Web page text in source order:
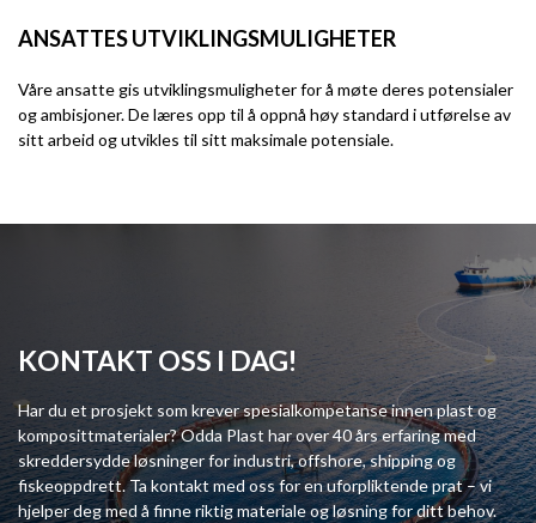
ANSATTES UTVIKLINGSMULIGHETER
Våre ansatte gis utviklingsmuligheter for å møte deres potensialer
og ambisjoner. De læres opp til å oppnå høy standard i utførelse av
sitt arbeid og utvikles til sitt maksimale potensiale.
KONTAKT OSS I DAG!
Har du et prosjekt som krever spesialkompetanse innen plast og
komposittmaterialer? Odda Plast har over 40 års erfaring med
skreddersydde løsninger for industri, offshore, shipping og
fiskeoppdrett. Ta kontakt med oss for en uforpliktende prat – vi
hjelper deg med å finne riktig materiale og løsning for ditt behov.